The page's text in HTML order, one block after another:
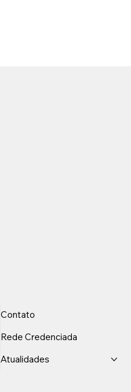
Contato
Rede Credenciada
Atualidades